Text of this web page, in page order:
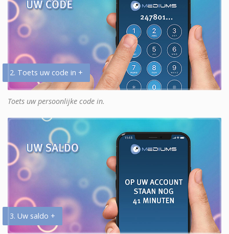
2. Toets uw code in +
Toets uw persoonlijke code in.
3. Uw saldo +